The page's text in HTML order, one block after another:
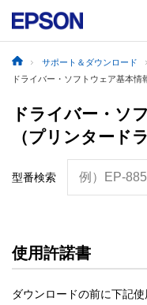
サポート＆ダウンロード
ドライバー・ソフトウェア基本情
ドライバー・ソ
（プリンタード
型番検索 例）EP-
使用許諾書
ダウンロードの前に下記